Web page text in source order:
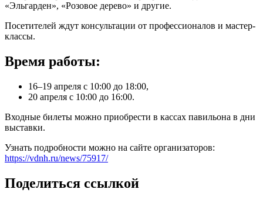
«Эльгарден», «Розовое дерево» и другие.
Посетителей ждут консультации от профессионалов и мастер-
классы.
Время работы:
16‒19 апреля с 10:00 до 18:00,
20 апреля с 10:00 до 16:00.
Входные билеты можно приобрести в кассах павильона в дни
выставки.
Узнать подробности можно на сайте организаторов:
https://vdnh.ru/news/75917/
Поделиться ссылкой